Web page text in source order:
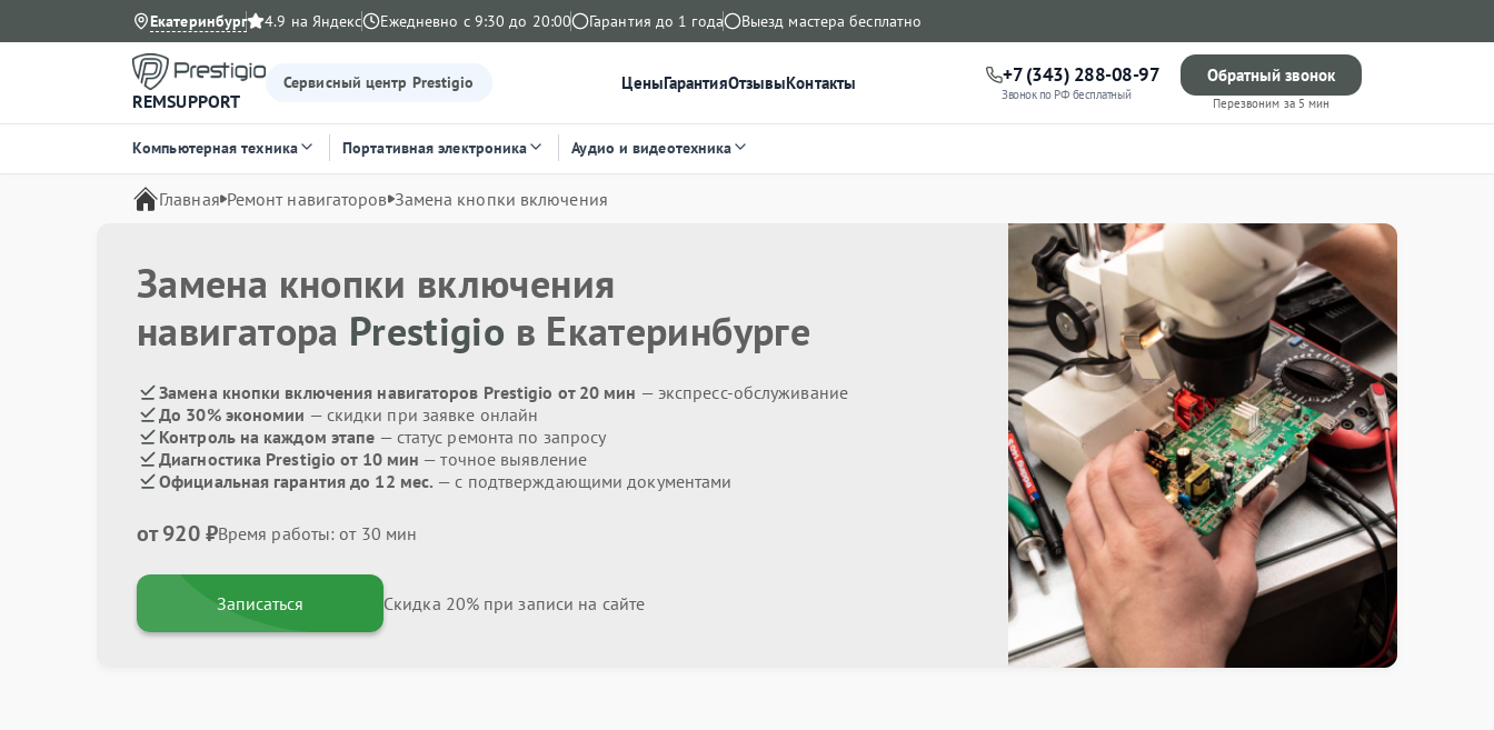
Екатеринбург 4.9 на Яндекс Ежедневно с 9:30 до 20:00 Гарантия до 1 года Выезд мастера бесплатно
REMSUPPORT
Сервисный центр Prestigio ЦеныГарантияОтзывыКонтакты +7 (343) 288-08-97
Звонок по РФ бесплатный
Обратный звонок
Перезвоним за 5 мин
Компьютерная техника Портативная электроника Аудио и видеотехника
Главная Ремонт навигаторов Замена кнопки включения
Замена кнопки включения
навигатора Prestigio в Екатеринбурге
Замена кнопки включения навигаторов Prestigio от 20 мин — экспресс-обслуживание
До 30% экономии — скидки при заявке онлайн
Контроль на каждом этапе — статус ремонта по запросу
Диагностика Prestigio от 10 мин — точное выявление
Официальная гарантия до 12 мес. — с подтверждающими документами
от 920 ₽Время работы: от 30 мин
Записаться Скидка 20% при записи на сайте